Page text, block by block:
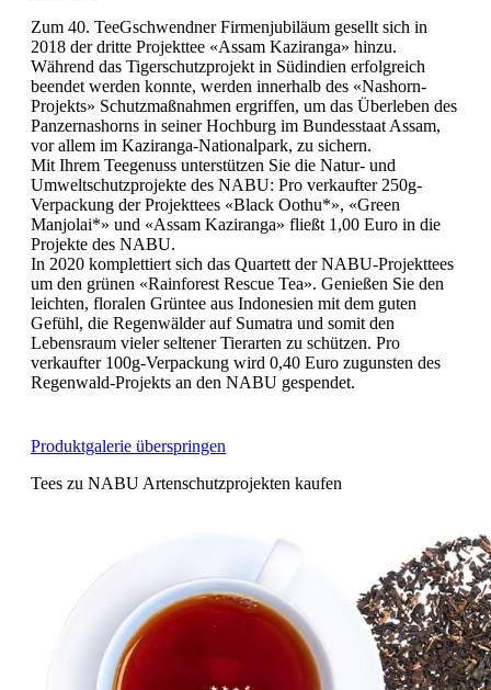
Zum 40. TeeGschwendner Firmenjubiläum gesellt sich in
2018 der dritte Projekttee «Assam Kaziranga» hinzu.
Während das Tigerschutzprojekt in Südindien erfolgreich
beendet werden konnte, werden innerhalb des «Nashorn-
Projekts» Schutzmaßnahmen ergriffen, um das Überleben des
Panzernashorns in seiner Hochburg im Bundesstaat Assam,
vor allem im Kaziranga-Nationalpark, zu sichern.
Mit Ihrem Teegenuss unterstützen Sie die Natur- und
Umweltschutzprojekte des NABU: Pro verkaufter 250g-
Verpackung der Projekttees «Black Oothu*», «Green
Manjolai*» und «Assam Kaziranga» fließt 1,00 Euro in die
Projekte des NABU.
In 2020 komplettiert sich das Quartett der NABU-Projekttees
um den grünen «Rainforest Rescue Tea». Genießen Sie den
leichten, floralen Grüntee aus Indonesien mit dem guten
Gefühl, die Regenwälder auf Sumatra und somit den
Lebensraum vieler seltener Tierarten zu schützen. Pro
verkaufter 100g-Verpackung wird 0,40 Euro zugunsten des
Regenwald-Projekts an den NABU gespendet.
Produktgalerie überspringen
Tees zu NABU Artenschutzprojekten kaufen